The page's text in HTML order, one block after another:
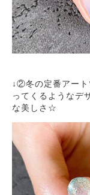
↓②冬の定番アート
ってくるようなデ
な美しさ☆